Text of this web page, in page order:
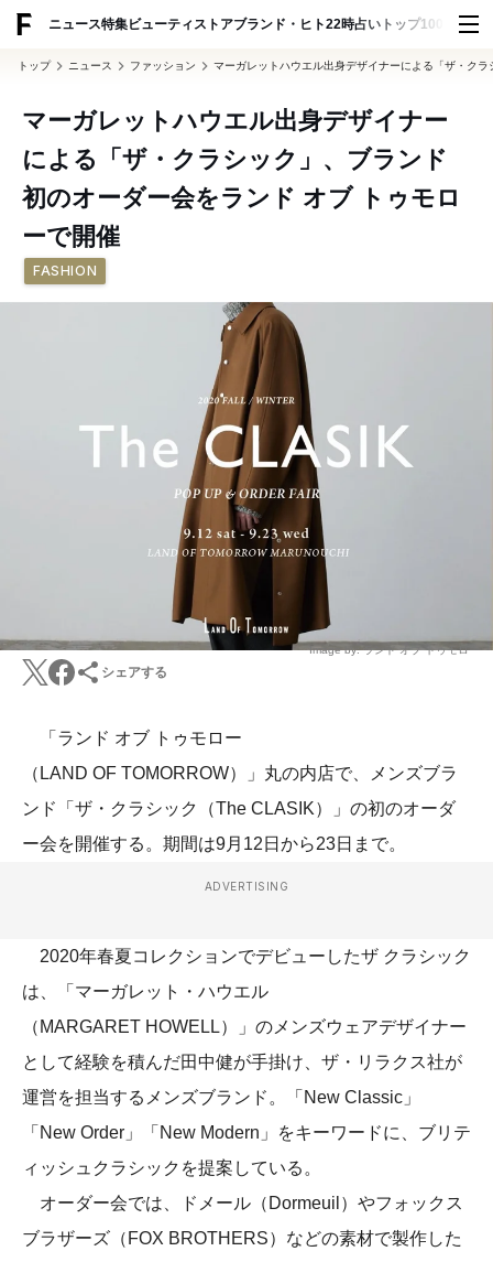
ニュース特集ビューティ ストアブランド・ヒト22時占い トップ100 スナッ
トップ ニュース ファッション マーガレットハウエル出身デザイナーによる「ザ・ク
マーガレットハウエル出身デザイナー
による「ザ・クラシック」、ブランド
初のオーダー会をランド オブ トゥモロ
ーで開催
FASHION
Image by: ランド オブ トゥモロー
シェアする
「ランド オブ トゥモロー
（LAND OF TOMORROW）」丸の内店で、メンズブラ
ンド「ザ・クラシック（The CLASIK）」の初のオーダ
ー会を開催する。期間は9月12日から23日まで。
ADVERTISING
2020年春夏コレクションでデビューしたザ クラシック
は、「マーガレット・ハウエル
（MARGARET HOWELL）」のメンズウェアデザイナー
として経験を積んだ田中健が手掛け、ザ・リラクス社が
運営を担当するメンズブランド。「New Classic」
「New Order」「New Modern」をキーワードに、ブリテ
ィッシュクラシックを提案している。
オーダー会では、ドメール（Dormeuil）やフォックス
ブラザーズ（FOX BROTHERS）などの素材で製作した